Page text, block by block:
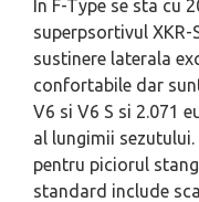
In F-Type se sta cu
superpsortivul XKR-
sustinere laterala
confortabile dar
V6 si V6 S si 2.071
al lungimii
pentru piciorul
standard include